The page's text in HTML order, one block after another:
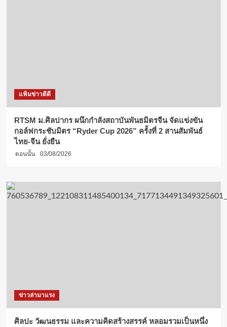
แฟ้มข่าวดีดี
RTSM ม.ศิลปากร ผนึกกำลังสถาบันพันธมิตรจีน จัดแข่งขัน
กอล์ฟกระชับมิตร “Ryder Cup 2026” ครั้งที่ 2 สานสัมพันธ์
ไทย-จีน ยั่งยืน
ตอนนั้น 03/08/2026
ข่าวล่ามาแรง
ศิลปะ วัฒนธรรม และความคิดสร้างสรรค์ หลอมรวมเป็นหนึ่ง